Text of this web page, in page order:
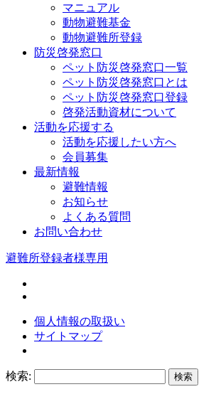
マニュアル
動物避難基金
動物避難所登録
防災啓発窓口
ペット防災啓発窓口一覧
ペット防災啓発窓口とは
ペット防災啓発窓口登録
啓発活動資材について
活動を応援する
活動を応援したい方へ
会員募集
最新情報
避難情報
お知らせ
よくある質問
お問い合わせ
避難所登録者様専用
個人情報の取扱い
サイトマップ
検索: